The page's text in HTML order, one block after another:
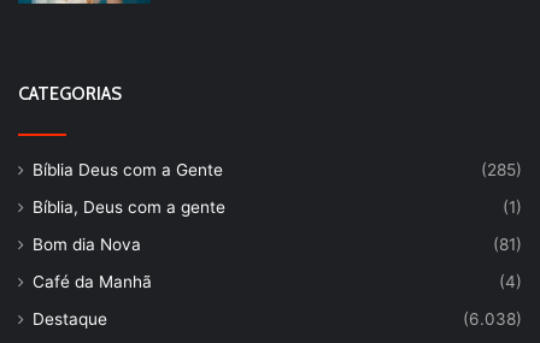
CATEGORIAS
Bíblia Deus com a Gente
(285)
Bíblia, Deus com a gente
(1)
Bom dia Nova
(81)
Café da Manhã
(4)
Destaque
(6.038)